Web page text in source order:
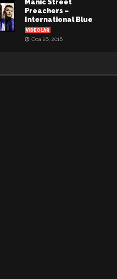
Manic Street
Preachers –
International Blue
VIDEOLAR
Oca 26, 2018